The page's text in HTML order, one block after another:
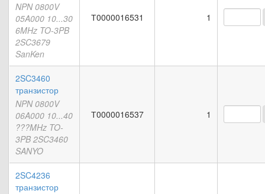
NPN 0800V
05A000 10...30
6MHz TO-3PB
2SC3679
SanKen
Т0000016531 1
2SC3460
транзистор
NPN 0800V
06A000 10...40
???MHz TO-
3PB 2SC3460
SANYO
Т0000016537 1
2SC4236
транзистор